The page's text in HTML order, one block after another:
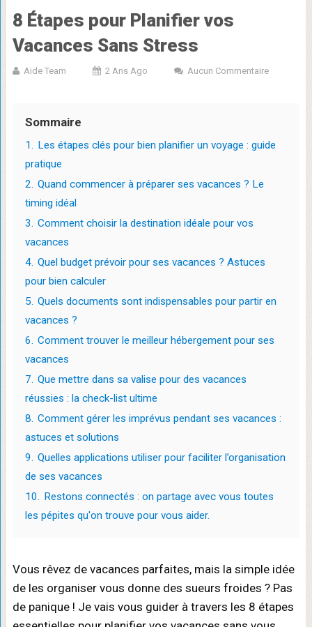
8 Étapes pour Planifier vos
Vacances Sans Stress
Aide Team 2 Ans Ago Aucun Commentaire
Sommaire
1. Les étapes clés pour bien planifier un voyage : guide
pratique
2. Quand commencer à préparer ses vacances ? Le
timing idéal
3. Comment choisir la destination idéale pour vos
vacances
4. Quel budget prévoir pour ses vacances ? Astuces
pour bien calculer
5. Quels documents sont indispensables pour partir en
vacances ?
6. Comment trouver le meilleur hébergement pour ses
vacances
7. Que mettre dans sa valise pour des vacances
réussies : la check-list ultime
8. Comment gérer les imprévus pendant ses vacances :
astuces et solutions
9. Quelles applications utiliser pour faciliter l’organisation
de ses vacances
10. Restons connectés : on partage avec vous toutes
les pépites qu'on trouve pour vous aider.
Vous rêvez de vacances parfaites, mais la simple idée
de les organiser vous donne des sueurs froides ? Pas
de panique ! Je vais vous guider à travers les 8 étapes